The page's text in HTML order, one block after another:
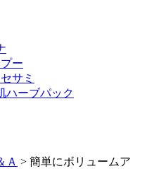
ー
サミ
ハーブパック
Ａ > 簡単にボリュームア